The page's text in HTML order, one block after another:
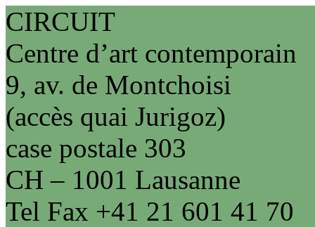
CIRCUIT
Centre d’art contemporain
9, av. de Montchoisi
(accès quai Jurigoz)
case postale 303
CH – 1001 Lausanne
Tel Fax +41 21 601 41 70